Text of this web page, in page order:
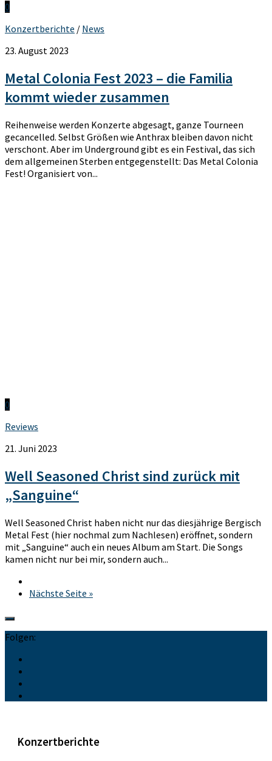
0
Konzertberichte / News
23. August 2023
Metal Colonia Fest 2023 – die Familia
kommt wieder zusammen
Reihenweise werden Konzerte abgesagt, ganze Tourneen
gecancelled. Selbst Größen wie Anthrax bleiben davon nicht
verschont. Aber im Underground gibt es ein Festival, das sich
dem allgemeinen Sterben entgegenstellt: Das Metal Colonia
Fest! Organisiert von...
0
Reviews
21. Juni 2023
Well Seasoned Christ sind zurück mit
„Sanguine“
Well Seasoned Christ haben nicht nur das diesjährige Bergisch
Metal Fest (hier nochmal zum Nachlesen) eröffnet, sondern
mit „Sanguine“ auch ein neues Album am Start. Die Songs
kamen nicht nur bei mir, sondern auch...
Nächste Seite »
Folgen:
Konzertberichte